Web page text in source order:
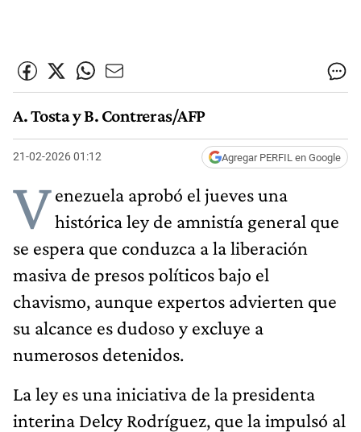
A. Tosta y B. Contreras/AFP
21-02-2026 01:12 Agregar PERFIL en Google
Venezuela aprobó el jueves una
histórica ley de amnistía general que
se espera que conduzca a la liberación
masiva de presos políticos bajo el
chavismo, aunque expertos advierten que
su alcance es dudoso y excluye a
numerosos detenidos.
La ley es una iniciativa de la presidenta
interina Delcy Rodríguez, que la impulsó al